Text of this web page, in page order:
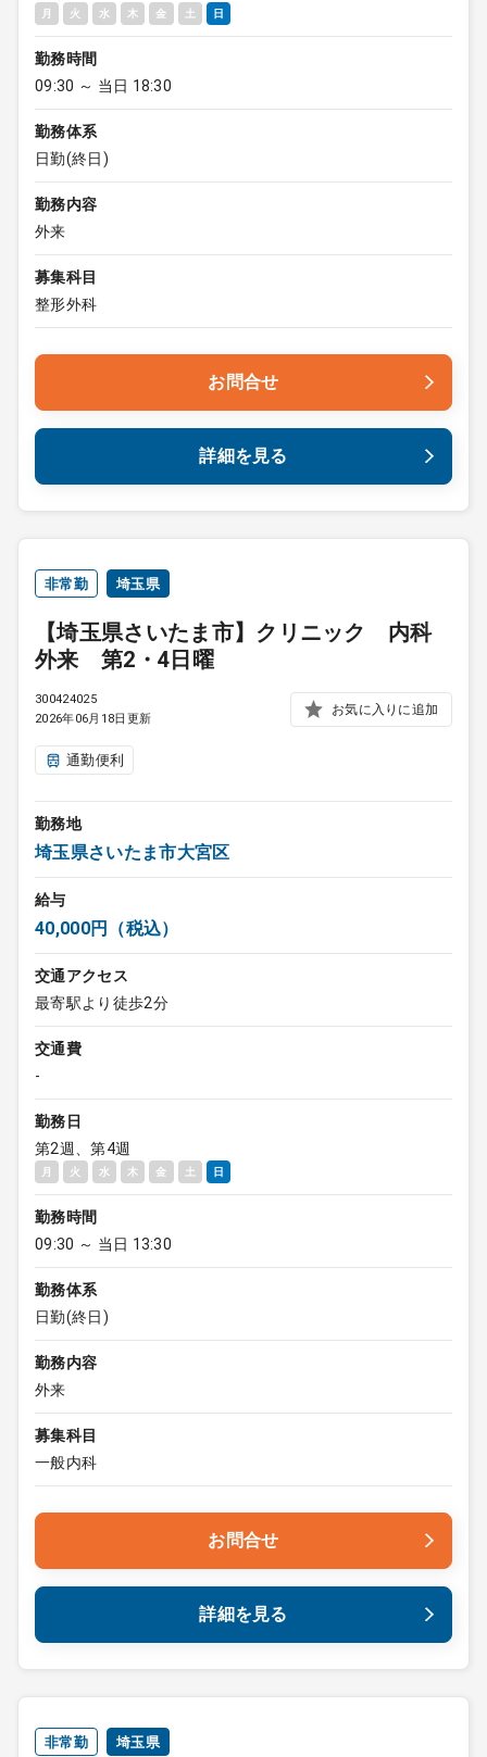
月 火 水 木 金 土 日
勤務時間
09:30 ～ 当日 18:30
勤務体系
日勤(終日)
勤務内容
外来
募集科目
整形外科
お問合せ
詳細を見る
非常勤 埼玉県
【埼玉県さいたま市】クリニック 内科
外来 第2・4日曜
300424025
2026年06月18日更新
お気に入りに追加
通勤便利
勤務地
埼玉県さいたま市大宮区
給与
40,000円（税込）
交通アクセス
最寄駅より徒歩2分
交通費
-
勤務日
第2週、第4週
月 火 水 木 金 土 日
勤務時間
09:30 ～ 当日 13:30
勤務体系
日勤(終日)
勤務内容
外来
募集科目
一般内科
お問合せ
詳細を見る
非常勤 埼玉県